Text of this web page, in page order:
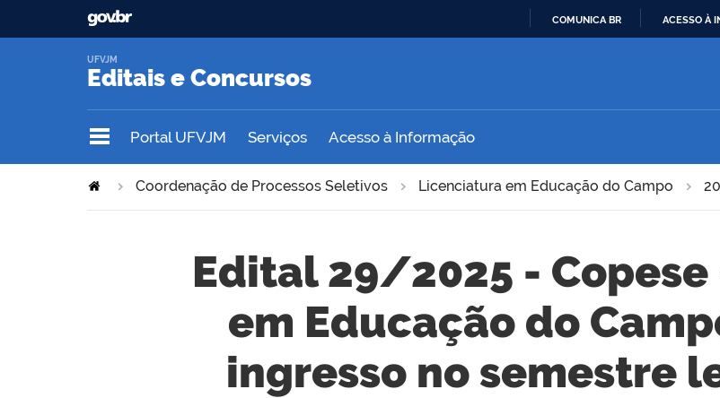
COMUNICA BR ACESSO À
Editais e Concursos
UFVJM
Portal UFVJM Serviços Acesso à Informação
Coordenação de Processos Seletivos Licenciatura em Educação do Campo
Edital 29/2025 -
em Educação do
ingresso no semestre